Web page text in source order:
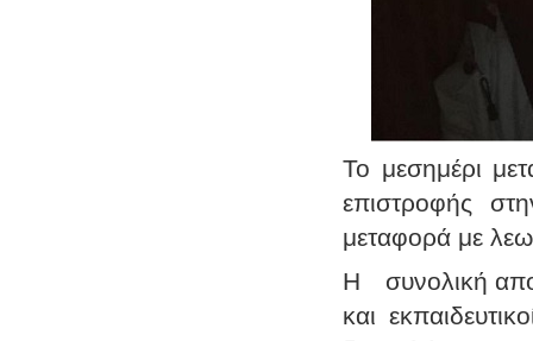
Το μεσημέρι
επιστροφής
μεταφορά με
Η συνολική
και